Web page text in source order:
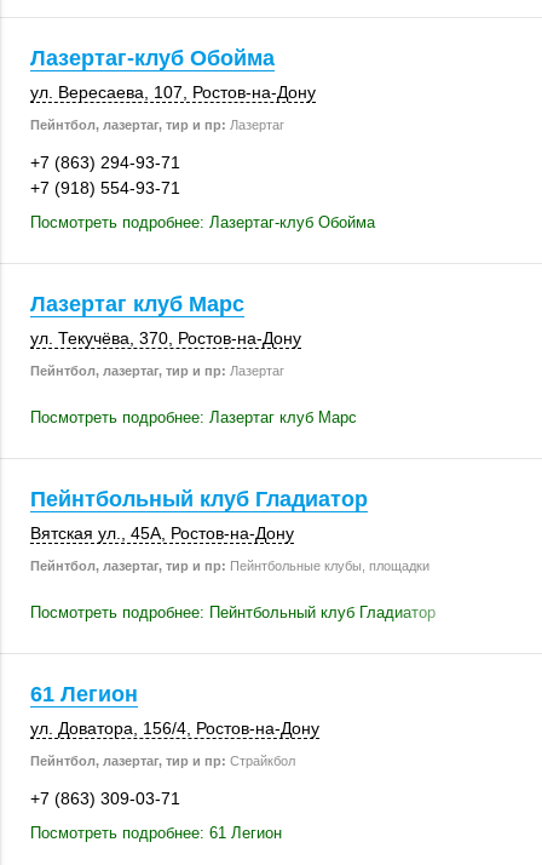
Лазертаг-клуб Обойма
ул. Вересаева 107 Ростов-на-Дону
Пейнтбол, лазертаг, тир и пр: Лазертаг
+7 (863) 294-93-71
+7 (918) 554-93-71
Посмотреть подробнее: Лазертаг-клуб Обойма
Лазертаг клуб Марс
ул. Текучёва 370 Ростов-на-Дону
Пейнтбол, лазертаг, тир и пр: Лазертаг
Посмотреть подробнее: Лазертаг клуб Марс
Пейнтбольный клуб Гладиатор
Вятская ул. 45А Ростов-на-Дону
Пейнтбол, лазертаг, тир и пр: Пейнтбольные клубы, площадки
Посмотреть подробнее: Пейнтбольный клуб Гладиатор
61 Легион
ул. Доватора 156/4 Ростов-на-Дону
Пейнтбол, лазертаг, тир и пр: Страйкбол
+7 (863) 309-03-71
Посмотреть подробнее: 61 Легион